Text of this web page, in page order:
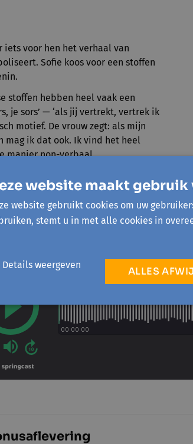
iets voor hen het verhaal van
Sofie koos voor een stoffen
stoffen hebben heel vaak een
je sors’ — ‘als jij vertrekt, vertrek ik
motief. De vrouw zegt: als mijn
mag ik dat ook. Ik vind het heel
manier non-verbaal
hier naar het verhaal van
website maakt gebruik
website gebruikt cookies om uw
stemt u in met alle cookies in
ALLES
Details weergeven